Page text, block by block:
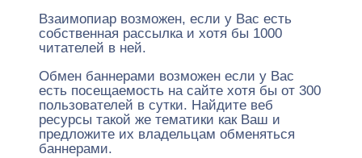
Взаимопиар возможен, если у Вас есть
собственная рассылка и хотя бы 1000
читателей в ней.
Обмен баннерами возможен если у Вас
есть посещаемость на сайте хотя бы от 300
пользователей в сутки. Найдите веб
ресурсы такой же тематики как Ваш и
предложите их владельцам обменяться
баннерами.